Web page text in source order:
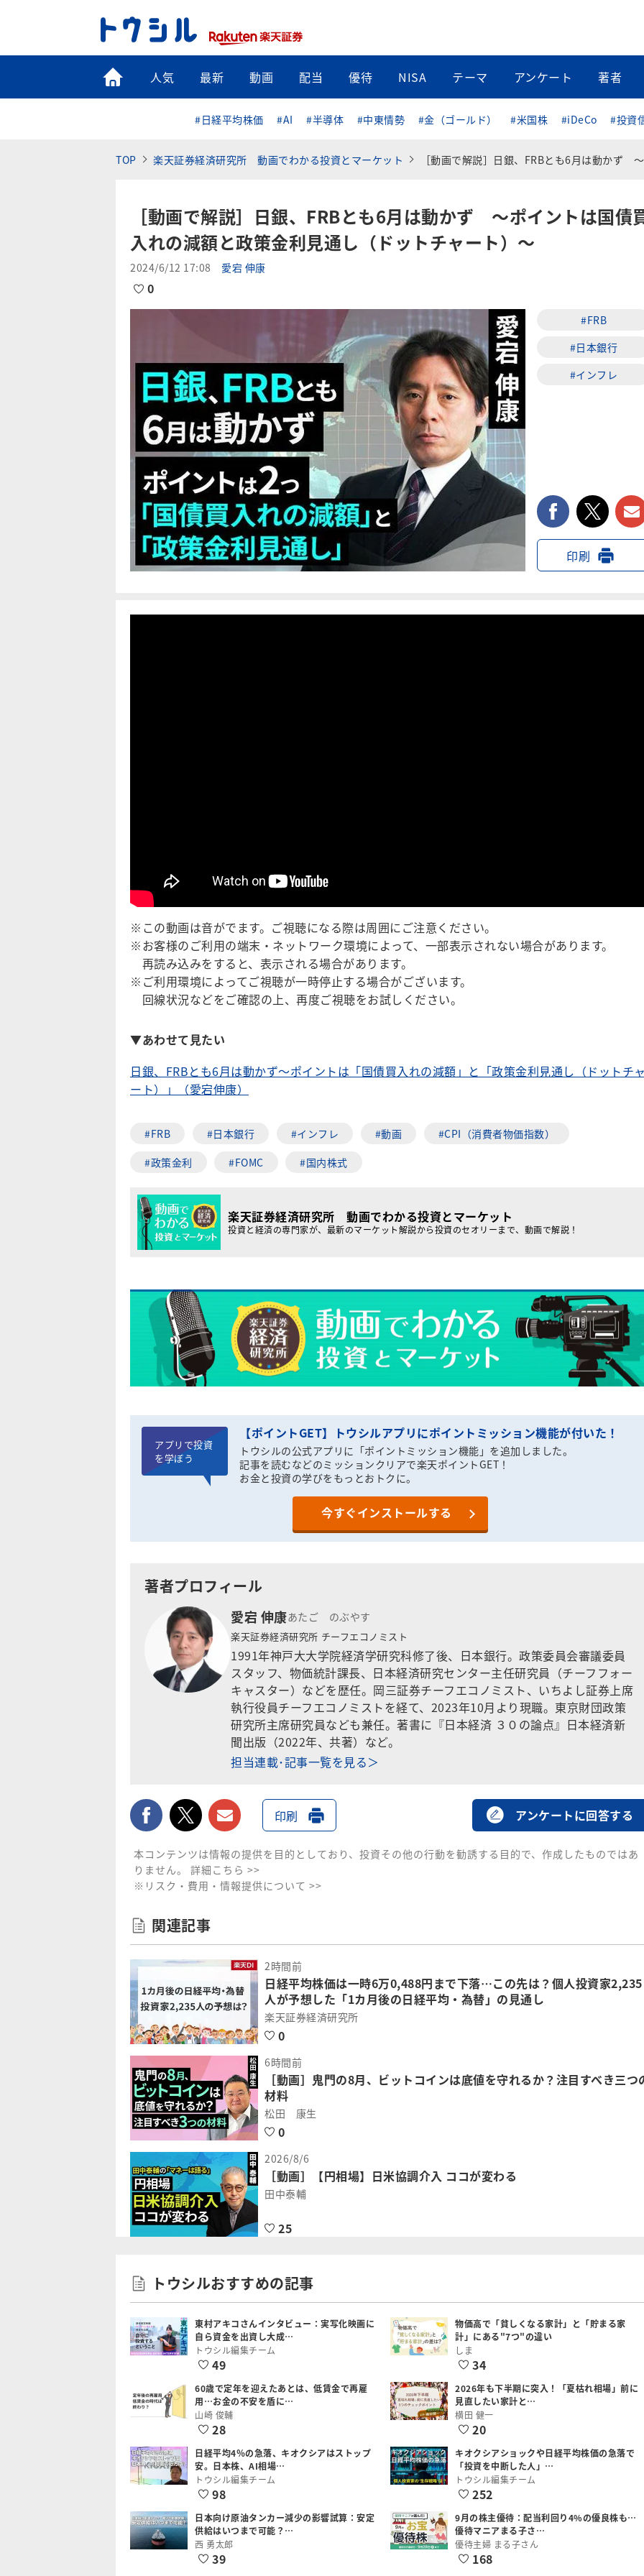
トップ
人気 最新 動画 配当 優待 NISA テーマ アンケート 著者
#日経平均株価 #AI #半導体 #中東情勢 #金（ゴールド） #米国株 #iDeCo #投資
TOP 楽天証券経済研究所 動画でわかる投資とマーケット ［動画で解説］日銀、FRBとも6月は動かず ～ポイントは国債買入れの減額と政策金利見通し（ドットチャー
［動画で解説］日銀、FRBとも6月は動かず ～ポイントは国債
入れの減額と政策金利見通し（ドットチャート）～
2024/6/12 17:08 愛宕 伸康
0
#FRB
#日本銀行
#インフレ
facebook
印刷
※この動画は音がでます。ご視聴になる際は周囲にご注意ください。
※お客様のご利用の端末・ネットワーク環境によって、一部表示されない場合があります。
再読み込みをすると、表示される場合があります。
※ご利用環境によってご視聴が一時停止する場合がございます。
回線状況などをご確認の上、再度ご視聴をお試しください。
▼あわせて見たい
日銀、FRBとも6月は動かず～ポイントは「国債買入れの減額」と「政策金利見通し（ドットチ
ート）」（愛宕伸康）
#FRB #日本銀行 #インフレ #動画
#CPI（消費者物価指数）
#政策金利
#FOMC #国内株式
楽天証券経済研究所 動画でわかる投資とマーケット
投資と経済の専門家が、最新のマーケット解説から投資のセオリーまで、動画で解説！
アプリで投資
を学ぼう
【ポイントGET】トウシルアプリにポイントミッション機能が付いた！
トウシルの公式アプリに「ポイントミッション機能」を追加しました。
記事を読むなどのミッションクリアで楽天ポイントGET！
お金と投資の学びをもっとおトクに。
今すぐインストールする
著者プロフィール
愛宕 伸康あたご のぶやす
楽天証券経済研究所 チーフエコノミスト
1991年神戸大大学院経済学研究科修了後、日本銀行。政策委員会審議委員
スタッフ、物価統計課長、日本経済研究センター主任研究員（チーフフォー
キャスター）などを歴任。岡三証券チーフエコノミスト、いちよし証券上席
執行役員チーフエコノミストを経て、2023年10月より現職。東京財団政策
研究所主席研究員なども兼任。著書に『日本経済 ３０の論点』日本経済新
聞出版（2022年、共著）など。
担当連載･記事一覧を見る＞
facebooktwitter メールで送る
印刷 アンケートに回答する
本コンテンツは情報の提供を目的としており、投資その他の行動を勧誘する目的で、作成したものではあ
りません。 詳細こちら >>
※リスク・費用・情報提供について >>
関連記事
2時間前
日経平均株価は一時6万0,488円まで下落…この先は？個人投資家2,235
人が予想した「1カ月後の日経平均・為替」の見通し
楽天証券経済研究所
0
6時間前
［動画］鬼門の8月、ビットコインは底値を守れるか？注目すべき三つ
材料
松田 康生
0
2026/8/6
［動画］【円相場】日米協調介入 ココが変わる
田中泰輔
25
トウシルおすすめの記事
東村アキコさんインタビュー：実写化映画に
自ら資金を出資し大成…
トウシル編集チーム
49
物価高で「貧しくなる家計」と「貯まる家
計」にある"7つ"の違い
しま
34
60歳で定年を迎えたあとは、低賃金で再雇
用…お金の不安を盾に…
山崎 俊輔
28
2026年も下半期に突入！「夏枯れ相場」前に
見直したい家計と…
横田 健一
20
日経平均4％の急落、キオクシアはストップ
安。日本株、AI相場…
トウシル編集チーム
98
キオクシアショックや日経平均株価の急落で
「投資を中断した人」…
トウシル編集チーム
252
日本向け原油タンカー減少の影響試算：安定
供給はいつまで可能？…
西 勇太郎
39
9月の株主優待：配当利回り4%の優良株も…
優待マニアまる子さ…
優待主婦 まる子さん
168